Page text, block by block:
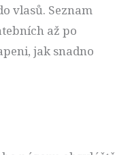
vlasů. Seznam
až po
jak snadno